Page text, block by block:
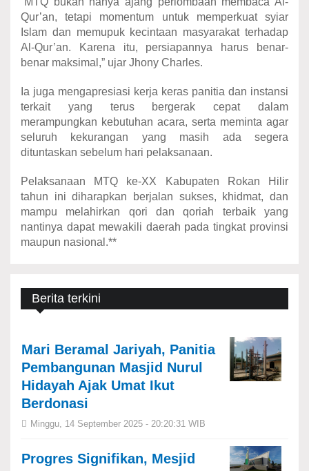
Qur’an, tetapi momentum untuk memperkuat syiar
Islam dan memupuk kecintaan masyarakat terhadap
Al-Qur’an. Karena itu, persiapannya harus benar-
benar maksimal,” ujar Jhony Charles.
Ia juga mengapresiasi kerja keras panitia dan instansi
terkait yang terus bergerak cepat dalam
merampungkan kebutuhan acara, serta meminta agar
seluruh kekurangan yang masih ada segera
dituntaskan sebelum hari pelaksanaan.
Pelaksanaan MTQ ke-XX Kabupaten Rokan Hilir
tahun ini diharapkan berjalan sukses, khidmat, dan
mampu melahirkan qori dan qoriah terbaik yang
nantinya dapat mewakili daerah pada tingkat provinsi
maupun nasional.**
Berita terkini
Mari Beramal Jariyah, Panitia
Pembangunan Masjid Nurul
Hidayah Ajak Umat Ikut
Berdonasi
Minggu, 14 September 2025 - 20:20:31 WIB
Progres Signifikan, Mesjid